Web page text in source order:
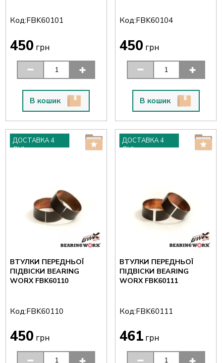
Код:FBK60101
450грн
В кошик
Код:FBK60104
450 грн
В кошик
ДОСТАВКА 4
ДНІ
ВТУЛКИ ПЕРЕДНЬОЇ
ПІДВІСКИ BEARING
WORX FBK60110
Код:FBK60110
450грн
ДОСТАВКА 4
ДНІ
ВТУЛКИ ПЕРЕДНЬОЇ
ПІДВІСКИ BEARING
WORX FBK60111
Код:FBK60111
461 грн